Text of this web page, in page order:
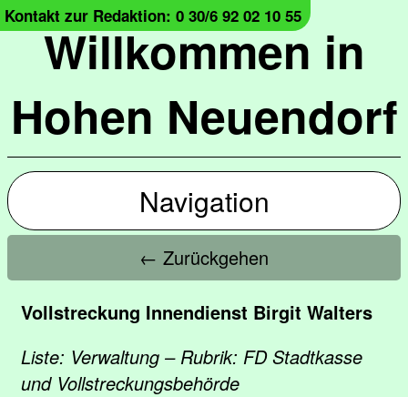
Willkommen in
Hohen Neuendorf
Kontakt zur Redaktion: 0 30/6 92 02 10 55
Navigation
← Zurückgehen
Vollstreckung Innendienst Birgit Walters
Liste: Verwaltung – Rubrik: FD Stadtkasse
und Vollstreckungsbehörde